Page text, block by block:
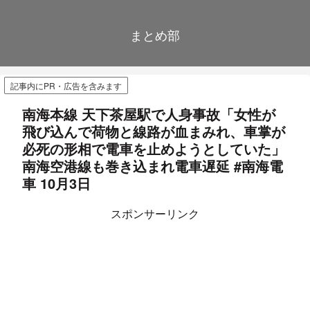
まとめ部
記事内にPR・広告を含みます
南海本線 天下茶屋駅で人身事故「女性が
飛び込んで荷物と線路が血まみれ、車掌が
必死の形相で電車を止めようとしていた」
南海空港線も巻き込まれ電車遅延 #南海電
車 10月3日
スポンサーリンク